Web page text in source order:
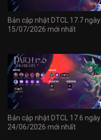
Bản cập nhật DTCL 17.7 ngày
15/07/2026 mới nhất
Bản cập nhật DTCL 17.6 ngày
24/06/2026 mới nhất